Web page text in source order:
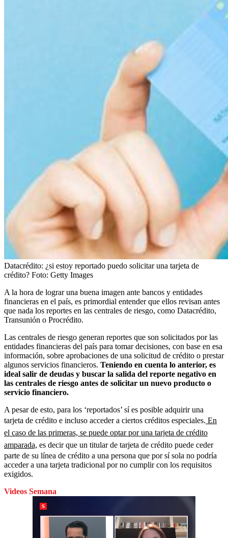
Datacrédito: ¿si estoy reportado puedo solicitar una tarjeta de
crédito? Foto: Getty Images
A la hora de lograr una buena imagen ante bancos y entidades
financieras en el país, es primordial entender que ellos revisan antes
que nada los reportes en las centrales de riesgo, como Datacrédito,
Transunión o Procrédito.
Las centrales de riesgo generan reportes que son solicitados por las
entidades financieras del país para tomar decisiones, con base en esa
información, sobre aprobaciones de una solicitud de crédito o prestar
algunos servicios financieros. Teniendo en cuenta lo anterior, es
ideal salir de deudas y buscar la salida del reporte negativo en
las centrales de riesgo antes de solicitar un nuevo producto o
servicio financiero.
A pesar de esto, para los ‘reportados’ sí es posible adquirir una
tarjeta de crédito e incluso acceder a ciertos créditos especiales. En
el caso de las primeras, se puede optar por una tarjeta de crédito
amparada, es decir que un titular de tarjeta de crédito puede ceder
parte de su línea de crédito a una persona que por sí sola no podría
acceder a una tarjeta tradicional por no cumplir con los requisitos
exigidos.
Videos Semana